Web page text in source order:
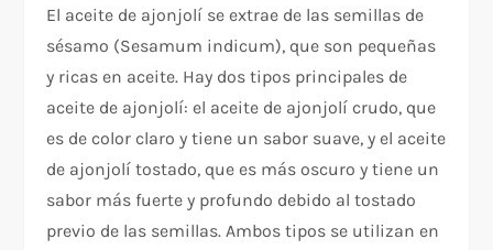
El aceite de ajonjolí se extrae de las semillas de
sésamo (Sesamum indicum), que son pequeñas
y ricas en aceite. Hay dos tipos principales de
aceite de ajonjolí: el aceite de ajonjolí crudo, que
es de color claro y tiene un sabor suave, y el aceite
de ajonjolí tostado, que es más oscuro y tiene un
sabor más fuerte y profundo debido al tostado
previo de las semillas. Ambos tipos se utilizan en